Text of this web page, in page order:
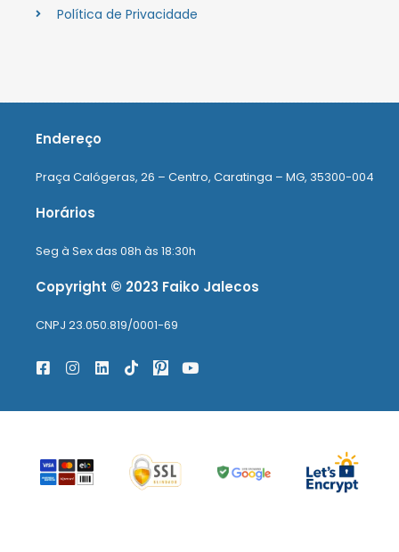
Política de Privacidade
Endereço
Praça Calógeras, 26 – Centro, Caratinga – MG, 35300-004
Horários
Seg à Sex das 08h às 18:30h
Copyright © 2023 Faiko Jalecos
CNPJ 23.050.819/0001-69